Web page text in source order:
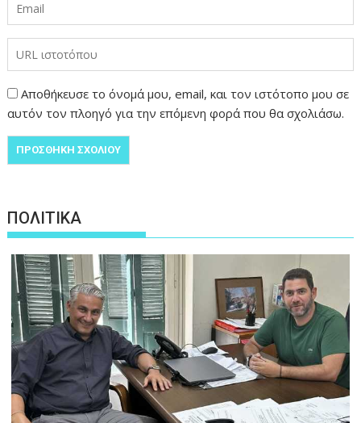
Αποθήκευσε το όνομά μου, email, και τον ιστότοπο μου σε
αυτόν τον πλοηγό για την επόμενη φορά που θα σχολιάσω.
ΠΟΛΙΤΙΚΑ